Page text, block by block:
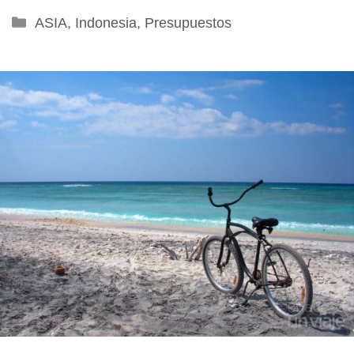
Categorías
ASIA, Indonesia, Presupuestos